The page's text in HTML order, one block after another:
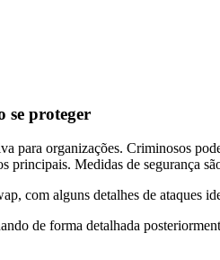
se proteger
para organizações. Criminosos
Medidas de segurança
com alguns detalhes de ataques
de forma detalhada